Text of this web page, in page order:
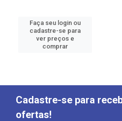
Faça seu login ou
cadastre-se para
ver preços e
comprar
Cadastre-se para
ofertas!